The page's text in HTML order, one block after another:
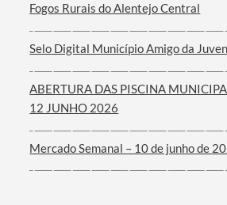
Fogos Rurais do Alentejo Central
Selo Digital Município Amigo da
ABERTURA DAS PISCINA
12 JUNHO 2026
Mercado Semanal – 10 de junho de